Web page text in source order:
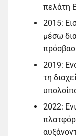
πελάτη
2015:
μέσω
2019:
τη
2022: